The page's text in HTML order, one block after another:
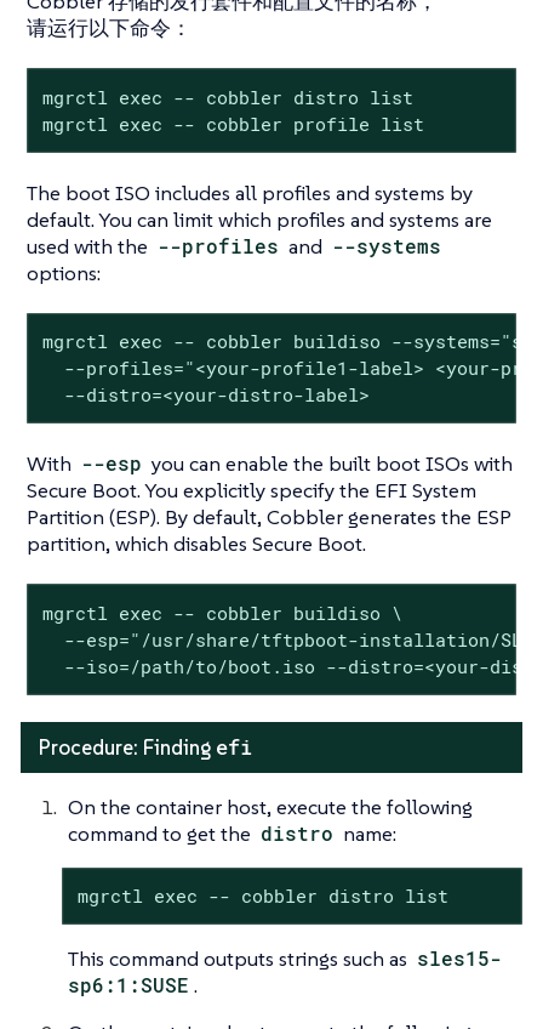
请运行以下命令：
mgrctl exec -- cobbler distro list
mgrctl exec -- cobbler profile list
The boot ISO includes all profiles and systems by
default. You can limit which profiles and systems are
used with the --profiles and --systems
options:
mgrctl exec -- cobbler buildiso --
--profiles="<your-profile1-label> <your-
  --distro=<your-distro-label>
With --esp you can enable the built boot ISOs with
Secure Boot. You explicitly specify the EFI System
Partition (ESP). By default, Cobbler generates the ESP
partition, which disables Secure Boot.
mgrctl exec -- cobbler buildiso \
--esp="/usr/share/tftpboot-installation/
--iso=/path/to/boot.iso --distro=<your-
Procedure: Finding efi
On the container host, execute the following
command to get the distro name:
mgrctl exec -- cobbler distro list
This command outputs strings such as sles15-
sp6:1:SUSE .